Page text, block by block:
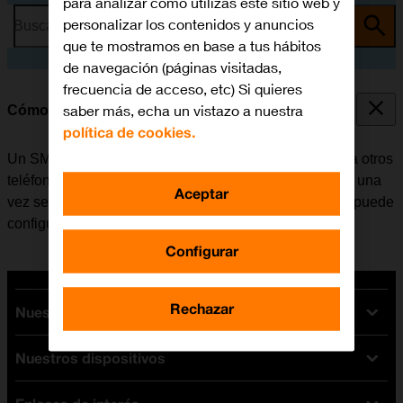
Busca por problema o tema
Cómo configurar el móvil para SMS
Un SMS es un mensaje de texto que se puede enviar a otros
teléfonos móviles. El móvil puede enviar y recibir SMS una
vez se ha insertado la tarjeta SIM. Si no es el caso, se puede
configurar el móvil para SMS de forma manual.
Nuestras tarifas
Tarifas Orange
Tarifas fibra y móvil
Nuestros dispositivos
personalizar los contenidos y anuncios
que te mostramos en base a tus hábitos
de navegación (páginas visitadas,
frecuencia de acceso, etc) Si quieres
saber más, echa un vistazo a nuestra
política de cookies.
Configurar
Rechazar
Aceptar